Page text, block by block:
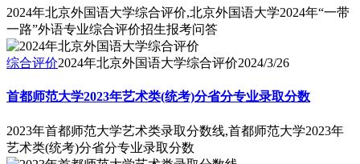
2024年北京外国语大学综合评价,北京外国语大学2024年“一带
一路”外语专业综合评价招生报考问答
综合评价2024年北京外国语大学综合评价2024/3/26
首都师范大学2023年艺术类(统考)分省分专业录取分数
2023年首都师范大学艺术类录取分数线,首都师范大学2023年
艺术类(统考)分省分专业录取分数